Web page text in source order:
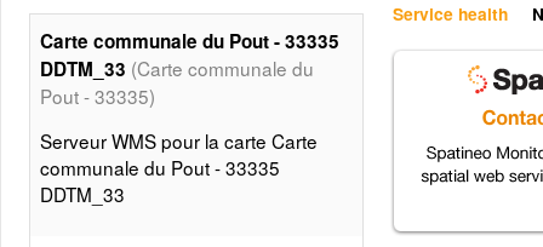
Service health
Carte communale du Pout - 33335
DDTM_33 (Carte communale du
Pout - 33335)
Serveur WMS pour la carte Carte
communale du Pout - 33335
DDTM_33